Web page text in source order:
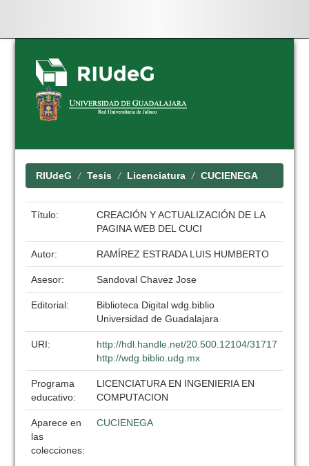
Skip
navigation
RIUdeG Tesis Licenciatura CUCIENEGA
Título:
CREACIÓN Y ACTUALIZACIÓN DE LA
PAGINA WEB DEL CUCI
Autor: RAMÍREZ ESTRADA LUIS HUMBERTO
Asesor: Sandoval Chavez Jose
Editorial:
Biblioteca Digital wdg.biblio
Universidad de Guadalajara
URI:
http://hdl.handle.net/20.500.12104/31717
http://wdg.biblio.udg.mx
Programa
educativo:
LICENCIATURA EN INGENIERIA EN
COMPUTACION
Aparece en
las
colecciones:
CUCIENEGA